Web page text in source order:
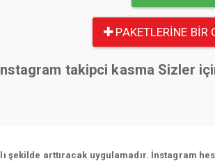
PAKETLERINE BIR
takipci kasma Sizler
şekilde arttıracak uygulamadır. İnstagram